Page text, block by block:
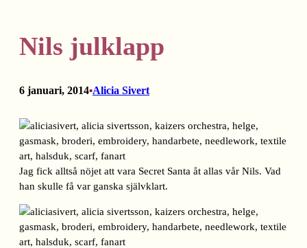
Nils julklapp
6 januari, 2014•Alicia Sivert
Jag fick alltså nöjet att vara Secret Santa åt allas vår Nils. Vad
han skulle få var ganska självklart.